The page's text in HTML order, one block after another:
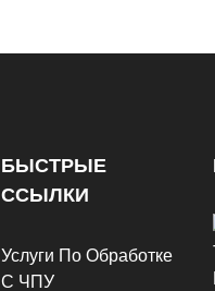
БЫСТРЫЕ
ССЫЛКИ
Услуги По Обработке
С ЧПУ